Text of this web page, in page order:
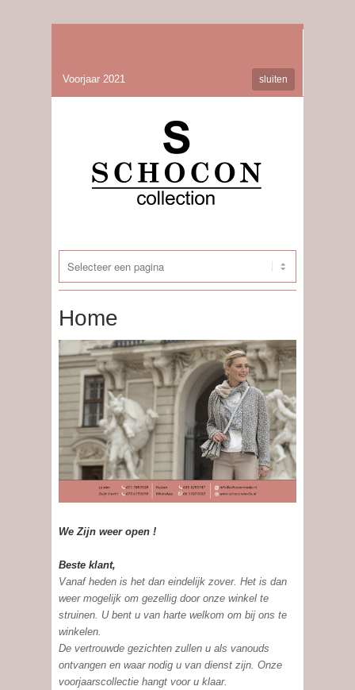
Voorjaar 2021 sluiten
Home
We Zijn weer open !
Beste klant,
Vanaf heden is het dan eindelijk zover. Het is dan
weer mogelijk om gezellig door onze winkel te
struinen. U bent u van harte welkom om bij ons te
winkelen.
De vertrouwde gezichten zullen u als vanouds
ontvangen en waar nodig u van dienst zijn. Onze
voorjaarscollectie hangt voor u klaar.